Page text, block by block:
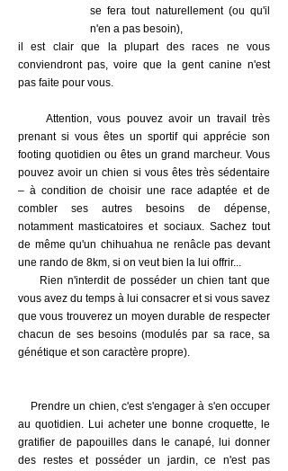
se fera tout naturellement (ou qu'il
n'en a pas besoin),
il est clair que la plupart des races ne vous
conviendront pas, voire que la gent canine n'est
pas faite pour vous.
Attention, vous pouvez avoir un travail très
prenant si vous êtes un sportif qui apprécie son
footing quotidien ou êtes un grand marcheur. Vous
pouvez avoir un chien si vous êtes très sédentaire
– à condition de choisir une race adaptée et de
combler ses autres besoins de dépense,
notamment masticatoires et sociaux. Sachez tout
de même qu'un chihuahua ne renâcle pas devant
une rando de 8km, si on veut bien la lui offrir...
Rien n'interdit de posséder un chien tant que
vous avez du temps à lui consacrer et si vous savez
que vous trouverez un moyen durable de respecter
chacun de ses besoins (modulés par sa race, sa
génétique et son caractère propre).
Prendre un chien, c'est s'engager à s'en occuper
au quotidien. Lui acheter une bonne croquette, le
gratifier de papouilles dans le canapé, lui donner
des restes et posséder un jardin, ce n'est pas